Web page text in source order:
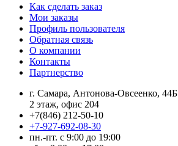
Как сделать заказ
Мои заказы
Профиль пользователя
Обратная связь
О компании
Контакты
Партнерство
г. Самара, Антонова-Овсеенко, 44Б
2 этаж, офис 204
+7(846) 212-50-10
+7-927-692-08-30
пн.-пт. с 9:00 до 19:00